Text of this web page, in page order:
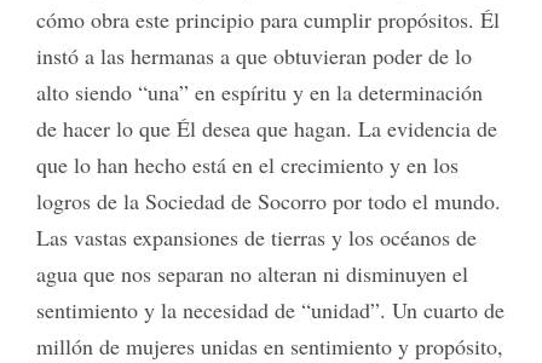
cómo obra este principio para cumplir propósitos. Él
instó a las hermanas a que obtuvieran poder de lo
alto siendo “una” en espíritu y en la determinación
de hacer lo que Él desea que hagan. La evidencia de
que lo han hecho está en el crecimiento y en los
logros de la Sociedad de Socorro por todo el mundo.
Las vastas expansiones de tierras y los océanos de
agua que nos separan no alteran ni disminuyen el
sentimiento y la necesidad de “unidad”. Un cuarto de
millón de mujeres unidas en sentimiento y propósito,